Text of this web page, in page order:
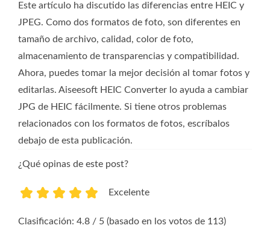
Este artículo ha discutido las diferencias entre HEIC y
JPEG. Como dos formatos de foto, son diferentes en
tamaño de archivo, calidad, color de foto,
almacenamiento de transparencias y compatibilidad.
Ahora, puedes tomar la mejor decisión al tomar fotos y
editarlas. Aiseesoft HEIC Converter lo ayuda a cambiar
JPG de HEIC fácilmente. Si tiene otros problemas
relacionados con los formatos de fotos, escríbalos
debajo de esta publicación.
¿Qué opinas de este post?
Excelente
Clasificación: 4.8 / 5 (basado en los votos de 113)